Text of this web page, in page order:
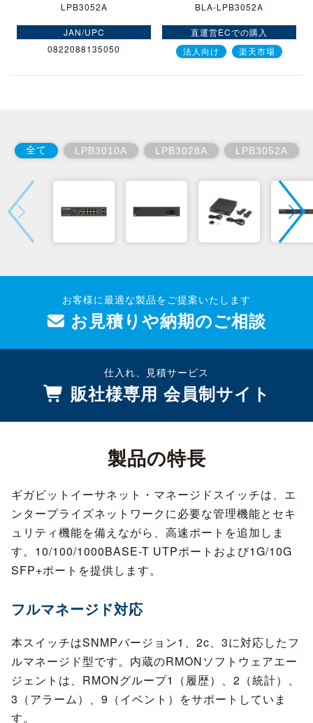
LPB3052A BLA-LPB3052A
0822088135050 法人向け 楽天市場
全て LPB3010A LPB3028A LPB3052A
お客様に最適な製品をご提案いたします
お見積りや納期のご相談
仕入れ、見積サービス
販社様専用 会員制サイト
製品の特長
ギガビットイーサネット・マネージドスイッチは、エ
ンタープライズネットワークに必要な管理機能とセキ
ュリティ機能を備えながら、高速ポートを追加しま
す。10/100/1000BASE-T UTPポートおよび1G/10G
SFP+ポートを提供します。
フルマネージド対応
本スイッチはSNMPバージョン1、2c、3に対応したフ
ルマネージド型です。内蔵のRMONソフトウェアエー
ジェントは、RMONグループ1（履歴）、2（統計）、
3（アラーム）、9（イベント）をサポートしていま
す。